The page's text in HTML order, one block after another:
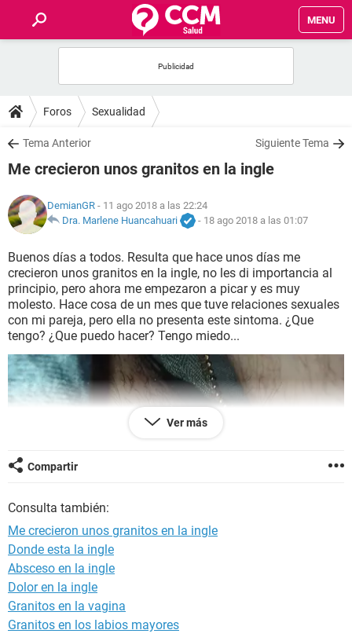
MENU
FOROS
SALUD
NUTRICIÓN
BIENESTAR
SEXUALIDAD
GLOSARIO
Foros Sexualidad
Tema Anterior Siguiente Tema
Me crecieron unos granitos en la ingle
DemianGR - 11 ago 2018 a las 22:24
Dra. Marlene Huancahuari
- 18 ago 2018 a las 01:07
Buenos días a todos. Resulta que hace unos días me
crecieron unos granitos en la ingle, no les di importancia al
principio, pero ahora me empezaron a picar y es muy
molesto. Hace cosa de un mes que tuve relaciones sexuales
con mi pareja, pero ella no presenta este sintoma. ¿Que
tengo? ¿Que puedo hacer? Tengo miedo...
Ver más
Compartir
Consulta también:
Me crecieron unos granitos en la ingle
Donde esta la ingle
Absceso en la ingle
Dolor en la ingle
Granitos en la vagina
Granitos en los labios mayores